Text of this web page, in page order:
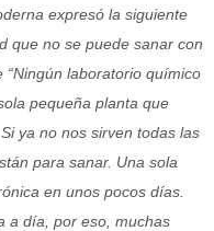
expresó la siguiente
que no se puede sanar con
“Ningún laboratorio químico
pequeña planta que
ya no nos sirven todas las
para sanar. Una sola
en unos pocos días.
a día, por eso, muchas